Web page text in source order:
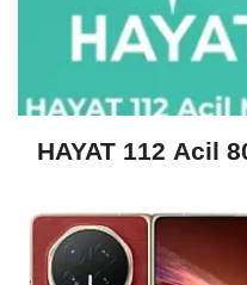
HAYAT 112 Acil